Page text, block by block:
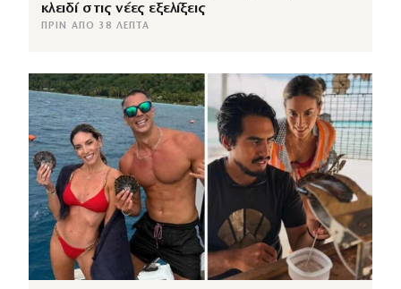
κλειδί στις νέες εξελίξεις
ΠΡΙΝ ΑΠΌ 38 ΛΕΠΤΆ